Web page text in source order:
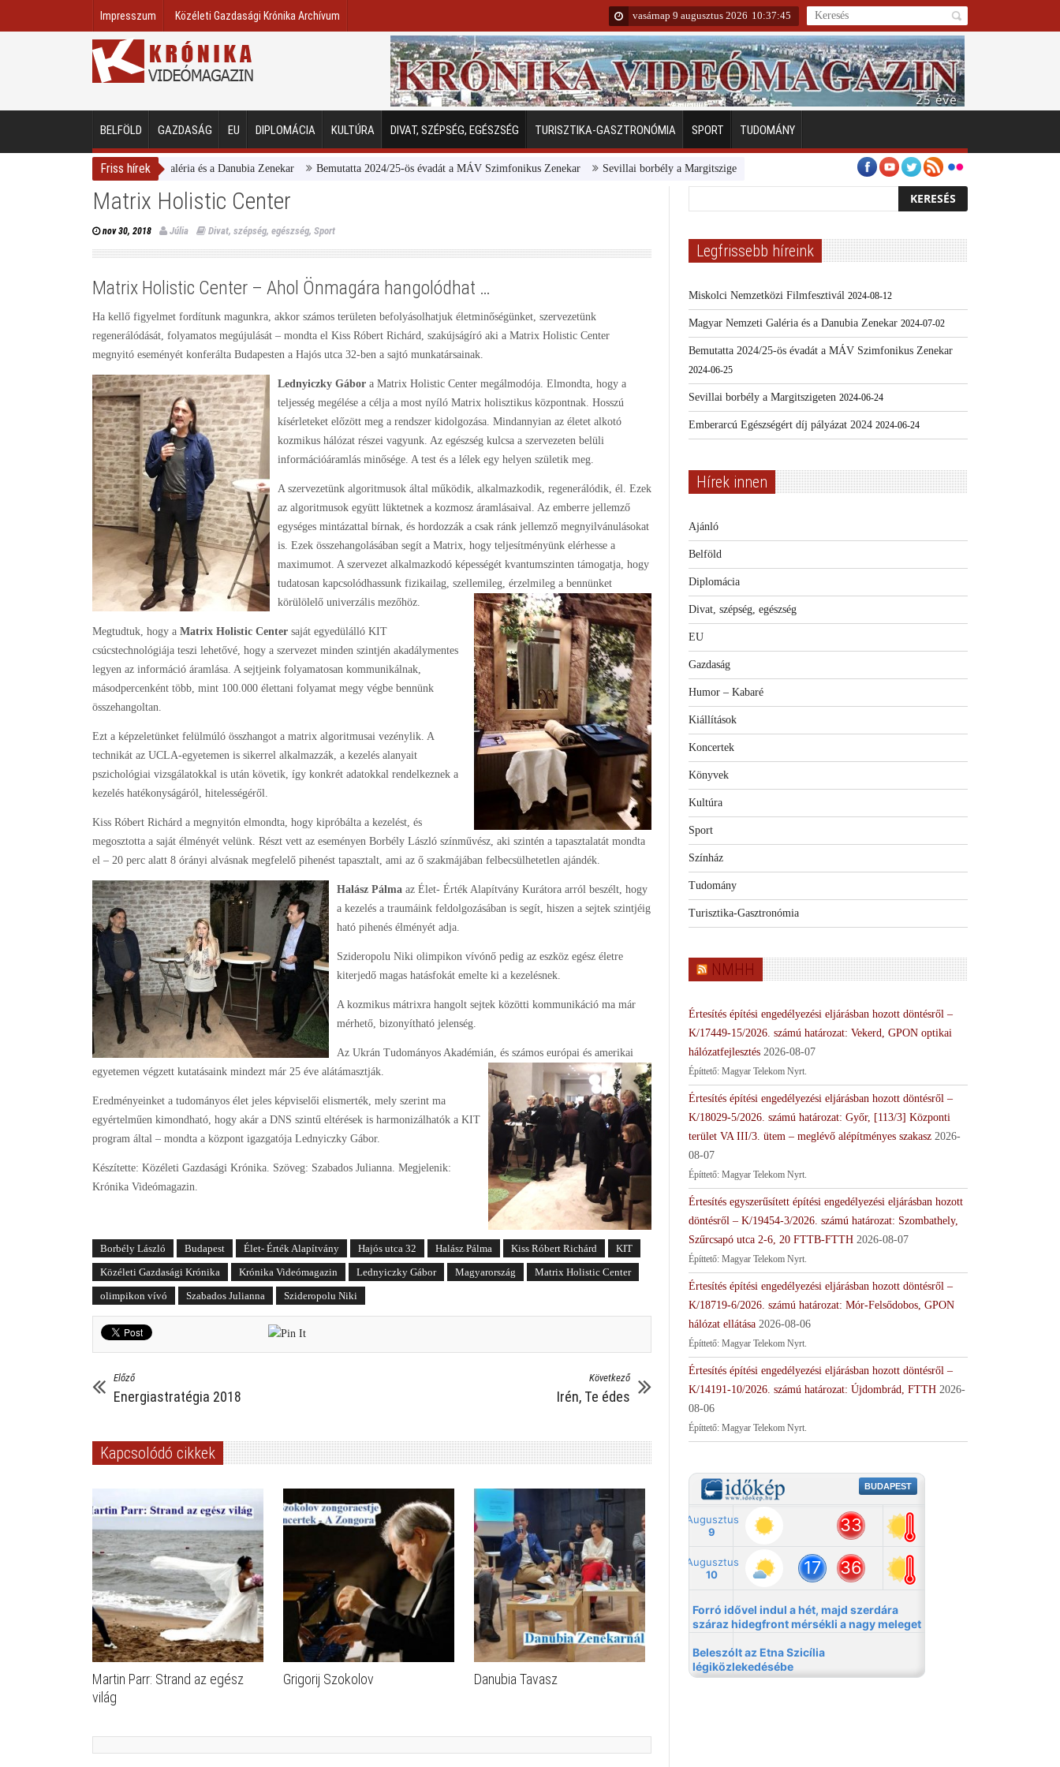
Impresszum Közéleti Gazdasági Krónika Archívum vasárnap 9 augusztus 2026 10:37:45
BELFÖLD GAZDASÁG EU DIPLOMÁCIA KULTÚRA DIVAT, SZÉPSÉG, EGÉSZSÉG TURISZTIKA-GASZTRONÓMIA SPORT TUDOMÁNY
Friss hírek
Magyar Nemzeti Galéria és a Danubia Zenekar Bemutatta 2024/25-ös évadát a MÁV Szimfonikus Zenekar Sevillai borbély a Margitszigeten Emberarcú Egészségért díj pályázat 2024 Kertész/Kópiák
Matrix Holistic Center
nov 30, 2018 Júlia Divat, szépség, egészség, Sport
Matrix Holistic Center – Ahol Önmagára hangolódhat …
Ha kellő figyelmet fordítunk magunkra, akkor számos területen befolyásolhatjuk életminőségünket, szervezetünk
regenerálódását, folyamatos megújulását – mondta el Kiss Róbert Richárd, szakújságíró aki a Matrix Holistic Center
megnyitó eseményét konferálta Budapesten a Hajós utca 32-ben a sajtó munkatársainak.
Lednyiczky Gábor a Matrix Holistic Center megálmodója. Elmondta, hogy a
teljesség megélése a célja a most nyíló Matrix holisztikus központnak. Hosszú
kísérleteket előzött meg a rendszer kidolgozása. Mindannyian az életet alkotó
kozmikus hálózat részei vagyunk. Az egészség kulcsa a szervezeten belüli
információáramlás minősége. A test és a lélek egy helyen születik meg.
A szervezetünk algoritmusok által működik, alkalmazkodik, regenerálódik, él. Ezek
az algoritmusok együtt lüktetnek a kozmosz áramlásaival. Az emberre jellemző
egységes mintázattal bírnak, és hordozzák a csak ránk jellemző megnyilvánulásokat
is. Ezek összehangolásában segít a Matrix, hogy teljesítményünk elérhesse a
maximumot. A szervezet alkalmazkodó képességét kvantumszinten támogatja, hogy
tudatosan kapcsolódhassunk fizikailag, szellemileg, érzelmileg a bennünket
körülölelő univerzális mezőhöz.
Megtudtuk, hogy a Matrix Holistic Center saját egyedülálló KIT
csúcstechnológiája teszi lehetővé, hogy a szervezet minden szintjén akadálymentes
legyen az információ áramlása. A sejtjeink folyamatosan kommunikálnak,
másodpercenként több, mint 100.000 élettani folyamat megy végbe bennünk
összehangoltan.
Ezt a képzeletünket felülmúló összhangot a matrix algoritmusai vezénylik. A
technikát az UCLA-egyetemen is sikerrel alkalmazzák, a kezelés alanyait
pszichológiai vizsgálatokkal is után követik, így konkrét adatokkal rendelkeznek a
kezelés hatékonyságáról, hitelességéről.
Kiss Róbert Richárd a megnyitón elmondta, hogy kipróbálta a kezelést, és
megosztotta a saját élményét velünk. Részt vett az eseményen Borbély László színművész, aki szintén a tapasztalatát mondta
el – 20 perc alatt 8 órányi alvásnak megfelelő pihenést tapasztalt, ami az ő szakmájában felbecsülhetetlen ajándék.
Halász Pálma az Élet- Érték Alapítvány Kurátora arról beszélt, hogy
a kezelés a traumáink feldolgozásában is segít, hiszen a sejtek szintjéig
ható pihenés élményét adja.
Szideropolu Niki olimpikon vívónő pedig az eszköz egész életre
kiterjedő magas hatásfokát emelte ki a kezelésnek.
A kozmikus mátrixra hangolt sejtek közötti kommunikáció ma már
mérhető, bizonyítható jelenség.
Az Ukrán Tudományos Akadémián, és számos európai és amerikai
egyetemen végzett kutatásaink mindezt már 25 éve alátámasztják.
Eredményeinket a tudományos élet jeles képviselői elismerték, mely szerint ma
egyértelműen kimondható, hogy akár a DNS szintű eltérések is harmonizálhatók a KIT
program által – mondta a központ igazgatója Lednyiczky Gábor.
Készítette: Közéleti Gazdasági Krónika. Szöveg: Szabados Julianna. Megjelenik:
Krónika Videómagazin.
Borbély László Budapest Élet- Érték Alapítvány Hajós utca 32 Halász Pálma Kiss Róbert Richárd
KIT
Közéleti Gazdasági Krónika
Krónika Videómagazin Lednyiczky Gábor Magyarország
Matrix Holistic Center
olimpikon vívó
Szabados Julianna Szideropolu Niki
Előző
Energiastratégia 2018
Következő
Irén, Te édes
Kapcsolódó cikkek
Martin Parr: Strand az egész
világ
Grigorij Szokolov Danubia Tavasz
Legfrissebb híreink
Miskolci Nemzetközi Filmfesztivál 2024-08-12
Magyar Nemzeti Galéria és a Danubia Zenekar 2024-07-02
Bemutatta 2024/25-ös évadát a MÁV Szimfonikus Zenekar
2024-06-25
Sevillai borbély a Margitszigeten 2024-06-24
Emberarcú Egészségért díj pályázat 2024 2024-06-24
Hírek innen
Ajánló
Belföld
Diplomácia
Divat, szépség, egészség
EU
Gazdaság
Humor – Kabaré
Kiállítások
Koncertek
Könyvek
Kultúra
Sport
Színház
Tudomány
Turisztika-Gasztronómia
NMHH
Értesítés építési engedélyezési eljárásban hozott döntésről –
K/17449-15/2026. számú határozat: Vekerd, GPON optikai
hálózatfejlesztés 2026-08-07
Építtető: Magyar Telekom Nyrt.
Értesítés építési engedélyezési eljárásban hozott döntésről –
K/18029-5/2026. számú határozat: Győr, [113/3] Központi
terület VA III/3. ütem – meglévő alépítményes szakasz 2026-
08-07
Építtető: Magyar Telekom Nyrt.
Értesítés egyszerűsített építési engedélyezési eljárásban hozott
döntésről – K/19454-3/2026. számú határozat: Szombathely,
Szűrcsapó utca 2-6, 20 FTTB-FTTH 2026-08-07
Építtető: Magyar Telekom Nyrt.
Értesítés építési engedélyezési eljárásban hozott döntésről –
K/18719-6/2026. számú határozat: Mór-Felsődobos, GPON
hálózat ellátása 2026-08-06
Építtető: Magyar Telekom Nyrt.
Értesítés építési engedélyezési eljárásban hozott döntésről –
K/14191-10/2026. számú határozat: Újdombrád, FTTH 2026-
08-06
Építtető: Magyar Telekom Nyrt.